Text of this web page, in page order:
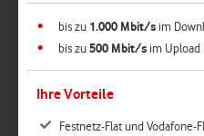
bis zu 1.000 Mbit/s im
bis zu500 Mbit/s im Upload
Ihre Vorteile
Festnetz-Flat und Vodafone-